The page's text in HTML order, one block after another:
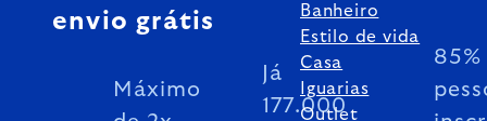
envio grátis
Máximo
Já
177.000
85%
Banheiro
Estilo de vida
Casa
Iguarias
Outlet